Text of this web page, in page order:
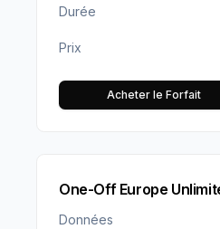
Durée
Prix
Acheter le Forfait
One-Off Europe
Données